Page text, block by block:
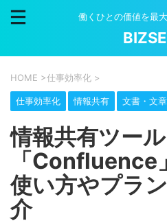
働くひとの価値を最
HOME >仕事効率化 >
仕事効率化 情報共有 文書・文
情報共有ツール
「Confluence
使い方やプラ
介